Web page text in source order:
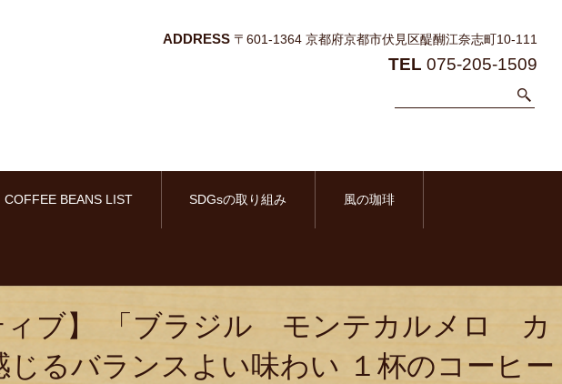
ADDRESS 〒601-1364 京都府京都市伏見区醍醐江奈志町10-111
TEL 075-205-1509
COFFEE BEANS LIST SDGsの取り組み 風の珈琲
ィブ】 「ブラジル モンテカルメロ カ
るバランスよい味わい １杯のコーヒー